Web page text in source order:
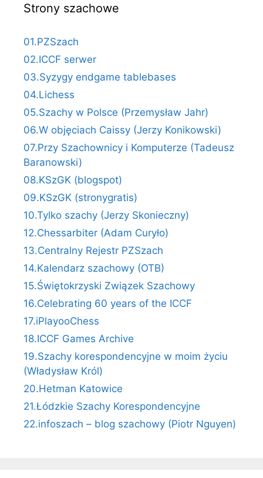
Strony szachowe
01.PZSzach
02.ICCF serwer
03.Syzygy endgame tablebases
04.Lichess
05.Szachy w Polsce (Przemysław Jahr)
06.W objęciach Caissy (Jerzy Konikowski)
07.Przy Szachownicy i Komputerze (Tadeusz
Baranowski)
08.KSzGK (blogspot)
09.KSzGK (stronygratis)
10.Tylko szachy (Jerzy Skonieczny)
12.Chessarbiter (Adam Curyło)
13.Centralny Rejestr PZSzach
14.Kalendarz szachowy (OTB)
15.Świętokrzyski Związek Szachowy
16.Celebrating 60 years of the ICCF
17.iPlayooChess
18.ICCF Games Archive
19.Szachy korespondencyjne w moim życiu
(Władysław Król)
20.Hetman Katowice
21.Łódzkie Szachy Korespondencyjne
22.infoszach – blog szachowy (Piotr Nguyen)